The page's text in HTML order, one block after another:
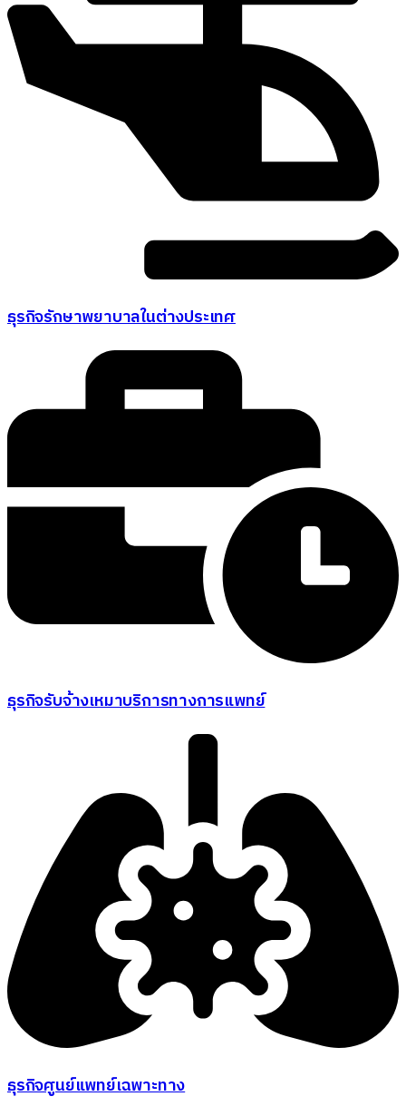
ธุรกิจรักษาพยาบาลในต่างประเทศ
ธุรกิจรับจ้างเหมาบริการทางการแพทย์
ธุรกิจศูนย์แพทย์เฉพาะทาง